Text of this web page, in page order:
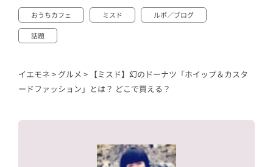
おうちカフェ ミスド ルポ／ブログ
話題
イエモネ > グルメ > 【ミスド】幻のドーナツ「ホイップ＆カスタ
ードファッション」とは？ どこで買える？